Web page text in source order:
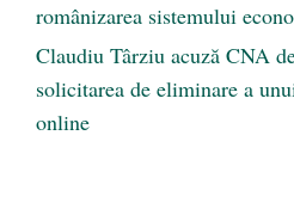
românizarea sistemului
Claudiu Târziu acuză CNA
solicitarea de eliminare a
online